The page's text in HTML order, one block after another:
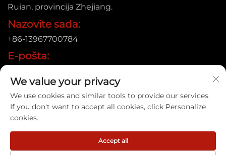
Ruian, provincija Zhejiang.
Nazovite sada:
+86-13967700784
E-pošta:
Autorsko pravo © 2025 Ruian Xinye Packaging Machine Co.,
We value your privacy
We use cookies and similar tools to provide our services.
If you don't want to accept all cookies, click Personalize
cookies.
Accept all